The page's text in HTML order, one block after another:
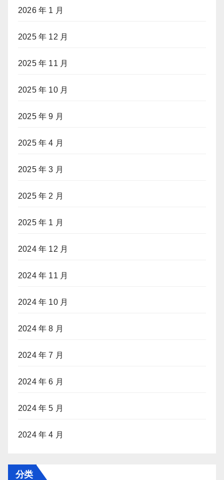
2026 年 1 月
2025 年 12 月
2025 年 11 月
2025 年 10 月
2025 年 9 月
2025 年 4 月
2025 年 3 月
2025 年 2 月
2025 年 1 月
2024 年 12 月
2024 年 11 月
2024 年 10 月
2024 年 8 月
2024 年 7 月
2024 年 6 月
2024 年 5 月
2024 年 4 月
分类